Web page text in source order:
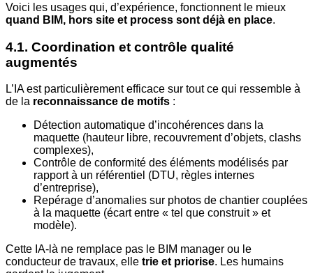
Voici les usages qui, d’expérience, fonctionnent le mieux
quand BIM, hors site et process sont déjà en place.
4.1. Coordination et contrôle qualité
augmentés
L’IA est particulièrement efficace sur tout ce qui ressemble à
de la reconnaissance de motifs :
Détection automatique d’incohérences dans la
maquette (hauteur libre, recouvrement d’objets, clashs
complexes),
Contrôle de conformité des éléments modélisés par
rapport à un référentiel (DTU, règles internes
d’entreprise),
Repérage d’anomalies sur photos de chantier couplées
à la maquette (écart entre « tel que construit » et
modèle).
Cette IA-là ne remplace pas le BIM manager ou le
conducteur de travaux, elle trie et priorise. Les humains